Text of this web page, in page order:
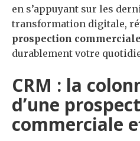
en s’appuyant sur les
transformation digitale,
prospection commerciale
durablement votre
CRM : la
d’une
commerciale